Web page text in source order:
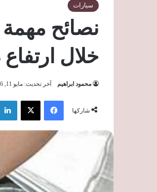
سيارات
نصائح
خلال
محمود ابراهيم آخر تحديث: مايو 11, 2026
شاركها
فيسبوك ‫X